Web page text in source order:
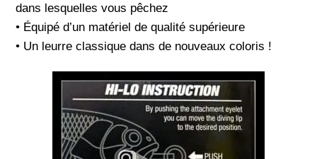
dans lesquelles vous pêchez
• Équipé d’un matériel de qualité supérieure
• Un leurre classique dans de nouveaux coloris !